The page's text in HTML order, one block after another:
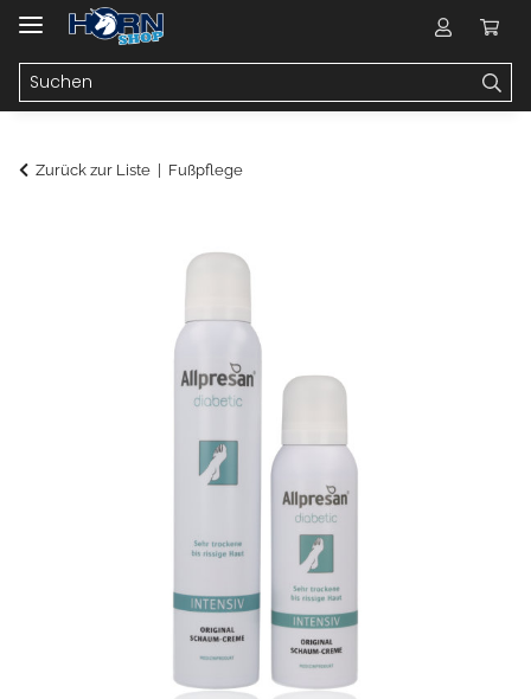
Zurück zur Liste Fußpflege